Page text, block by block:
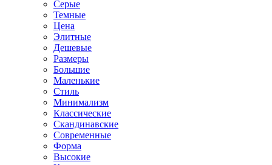
Серые
Темные
Цена
Элитные
Дешевые
Размеры
Большие
Маленькие
Стиль
Минимализм
Классические
Скандинавские
Современные
Форма
Высокие